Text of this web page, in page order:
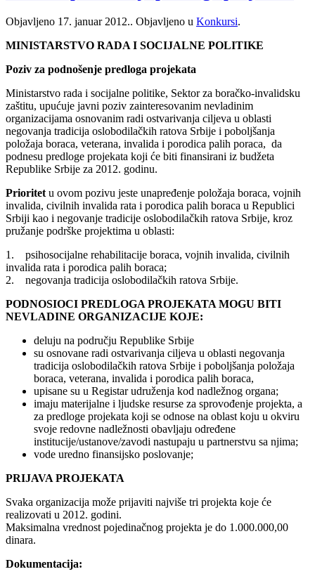
Objavljeno 17. januar 2012.. Objavljeno u Konkursi.
MINISTARSTVO RADA I SOCIJALNE POLITIKE
Poziv za podnošenje predloga projekata
Ministarstvo rada i socijalne politike, Sektor za boračko-invalidsku
zaštitu, upućuje javni poziv zainteresovanim nevladinim
organizacijama osnovanim radi ostvarivanja ciljeva u oblasti
negovanja tradicija oslobodilačkih ratova Srbije i poboljšanja
položaja boraca, veterana, invalida i porodica palih poraca, da
podnesu predloge projekata koji će biti finansirani iz budžeta
Republike Srbije za 2012. godinu.
Prioritet u ovom pozivu jeste unapređenje položaja boraca, vojnih
invalida, civilnih invalida rata i porodica palih boraca u Republici
Srbiji kao i negovanje tradicije oslobodilačkih ratova Srbije, kroz
pružanje podrške projektima u oblasti:
1. psihosocijalne rehabilitacije boraca, vojnih invalida, civilnih
invalida rata i porodica palih boraca;
2. negovanja tradicija oslobodilačkih ratova Srbije.
PODNOSIOCI PREDLOGA PROJEKATA MOGU BITI
NEVLADINE ORGANIZACIJE KOJE:
deluju na području Republike Srbije
su osnovane radi ostvarivanja ciljeva u oblasti negovanja
tradicija oslobodilačkih ratova Srbije i poboljšanja položaja
boraca, veterana, invalida i porodica palih boraca,
upisane su u Registar udruženja kod nadležnog organa;
imaju materijalne i ljudske resurse za sprovođenje projekta, a
za predloge projekata koji se odnose na oblast koju u okviru
svoje redovne nadležnosti obavljaju određene
institucije/ustanove/zavodi nastupaju u partnerstvu sa njima;
vode uredno finansijsko poslovanje;
PRIJAVA PROJEKATA
Svaka organizacija može prijaviti najviše tri projekta koje će
realizovati u 2012. godini.
Maksimalna vrednost pojedinačnog projekta je do 1.000.000,00
dinara.
Dokumentacija: